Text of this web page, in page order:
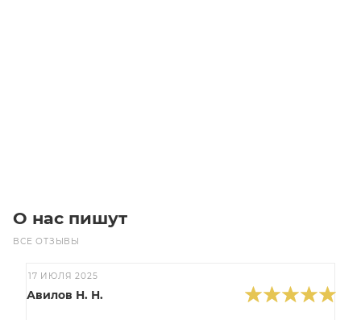
О нас пишут
ВСЕ ОТЗЫВЫ
17 ИЮЛЯ 2025
Авилов Н. Н.